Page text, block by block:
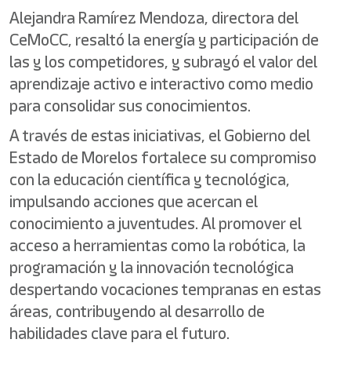
Alejandra Ramírez Mendoza, directora del
CeMoCC, resaltó la energía y participación de
las y los competidores, y subrayó el valor del
aprendizaje activo e interactivo como medio
para consolidar sus conocimientos.
A través de estas iniciativas, el Gobierno del
Estado de Morelos fortalece su compromiso
con la educación científica y tecnológica,
impulsando acciones que acercan el
conocimiento a juventudes. Al promover el
acceso a herramientas como la robótica, la
programación y la innovación tecnológica
despertando vocaciones tempranas en estas
áreas, contribuyendo al desarrollo de
habilidades clave para el futuro.